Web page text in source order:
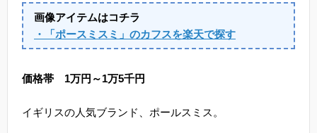
画像アイテムはコチラ
・「ポースミスミ」のカフスを楽天で探す
価格帯 1万円～1万5千円
イギリスの人気ブランド、ポールスミス。